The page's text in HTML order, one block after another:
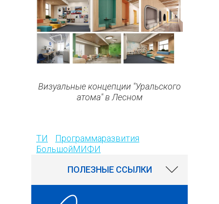
Визуальные концепции "Уральского
атома" в Лесном
ТИ
Программаразвития
БольшойМИФИ
ПОЛЕЗНЫЕ ССЫЛКИ